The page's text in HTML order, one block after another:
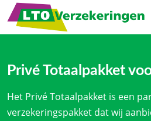
Privé Totaalpakket
Het Privé Totaalpakket is een
verzekeringspakket dat wij